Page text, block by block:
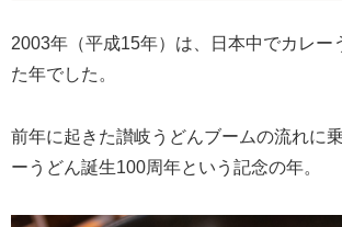
2003年（平成15年）は、日本中でカレー
た年でした。
前年に起きた讃岐うどんブームの流れに
ーうどん誕生100周年という記念の年。